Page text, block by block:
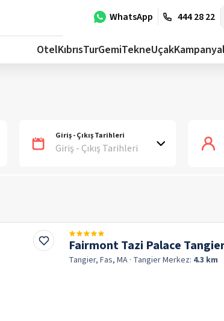
WhatsApp 444 28 22
OtelKıbrısTurGemiTekneUçak
Giriş - Çıkış Tarihleri
Giriş - Çıkış Tarihleri
Fairmont Tazi Palace
Tangier, Fas, MA · TangierMerkez: 4.3 km